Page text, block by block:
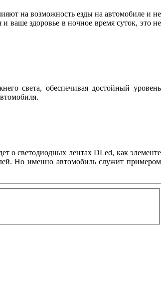
на возможность езды на автомобиле и не
ваше здоровье в ночное время суток, это не
света, обеспечивая достойный уровень
о светодиодных лентах DLed, как элементе
Но именно автомобиль служит примером